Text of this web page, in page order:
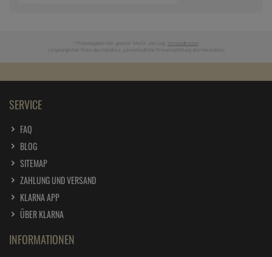
* Preisangaben inkl. gesetzl. MwSt. und zzgl. Versandkosten
Ursprünglicher Preis des Händlers, Unverbindliche Preisempfehlung des Herstellers
SERVICE
FAQ
BLOG
SITEMAP
ZAHLUNG UND VERSAND
KLARNA APP
ÜBER KLARNA
INFORMATIONEN